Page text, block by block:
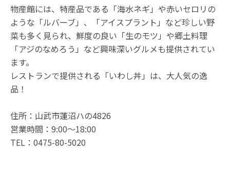
物産館には、特産品である「海水ネギ」や赤いセロリの
ような「ルバーブ」、「アイスプラント」など珍しい野
菜も多く見られ、鮮度の良い「生のモツ」や郷土料理
「アジのなめろう」など興味深いグルメも提供されてい
ます。
レストランで提供される「いわし丼」は、大人気の逸
品！
住所：山武市蓮沼ハの4826
営業時間：9:00～18:00
TEL：0475-80-5020